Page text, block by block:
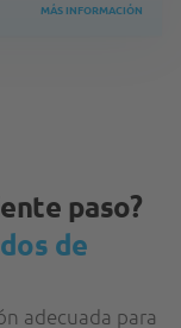
MÁS INFORMACIÓN
paso?
de
adecuada para